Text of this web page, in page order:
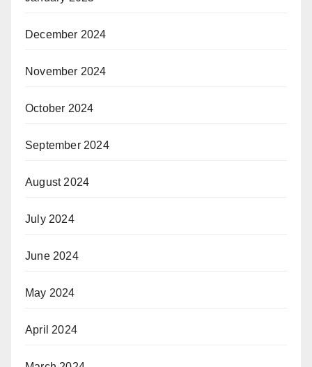
December 2024
November 2024
October 2024
September 2024
August 2024
July 2024
June 2024
May 2024
April 2024